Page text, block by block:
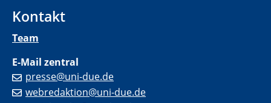
Kontakt
Team
E-Mail zentral
presse@uni-due.de
webredaktion@uni-due.de